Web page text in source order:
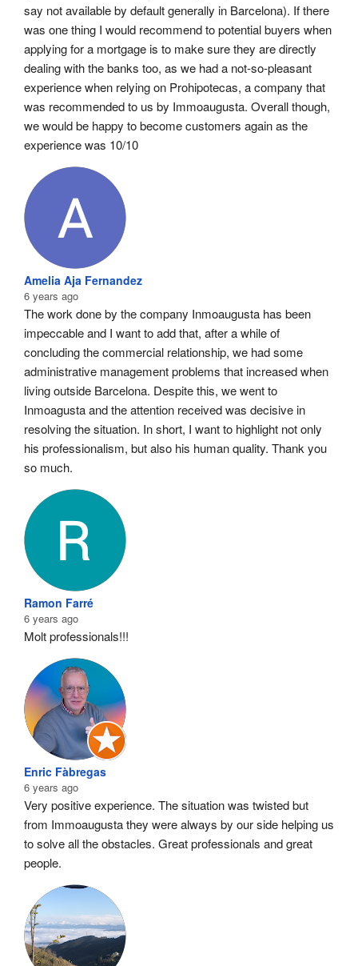
say not available by default generally in Barcelona). If there
was one thing I would recommend to potential buyers when
applying for a mortgage is to make sure they are directly
dealing with the banks too, as we had a not-so-pleasant
experience when relying on Prohipotecas, a company that
was recommended to us by Immoaugusta. Overall though,
we would be happy to become customers again as the
experience was 10/10
Amelia Aja Fernandez
6 years ago
The work done by the company Inmoaugusta has been
impeccable and I want to add that, after a while of
concluding the commercial relationship, we had some
administrative management problems that increased when
living outside Barcelona. Despite this, we went to
Inmoagusta and the attention received was decisive in
resolving the situation. In short, I want to highlight not only
his professionalism, but also his human quality. Thank you
so much.
Ramon Farré
6 years ago
Molt professionals!!!
Enric Fàbregas
6 years ago
Very positive experience. The situation was twisted but
from Immoaugusta they were always by our side helping us
to solve all the obstacles. Great professionals and great
people.